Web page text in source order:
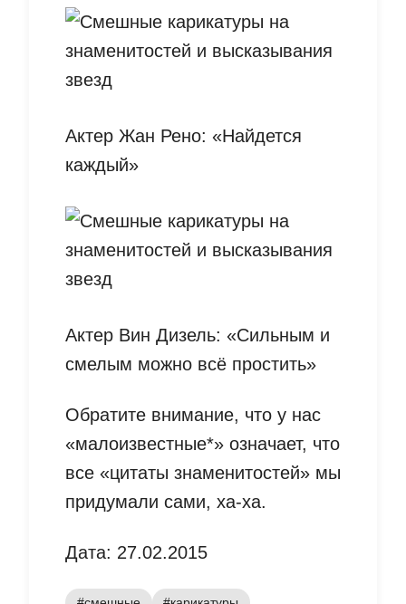
Актер Жан Рено: «Найдется
каждый»
Актер Вин Дизель: «Сильным и
смелым можно всё простить»
Обратите внимание, что у нас
«малоизвестные*» означает, что
все «цитаты знаменитостей» мы
придумали сами, ха-ха.
Дата: 27.02.2015